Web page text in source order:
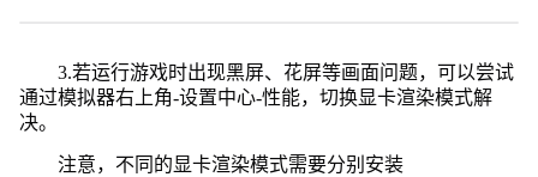
3.若运行游戏时出现黑屏、花屏等画面问题，可以尝试
通过模拟器右上角-设置中心-性能，切换显卡渲染模式解
决。
注意，不同的显卡渲染模式需要分别安装